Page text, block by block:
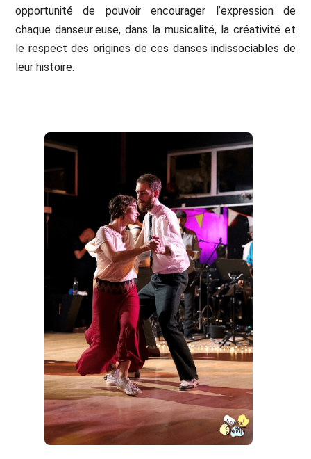
opportunité de pouvoir encourager l’expression de
chaque danseur·euse, dans la musicalité, la créativité et
le respect des origines de ces danses indissociables de
leur histoire.